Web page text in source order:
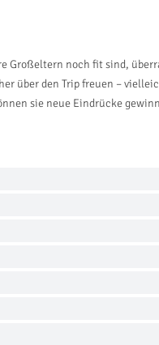
Großeltern noch fit sind,
über den Trip freuen –
sie neue Eindrücke